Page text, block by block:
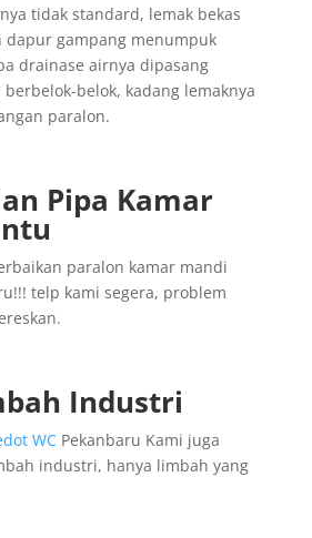
tidak standard, lemak bekas
dapur gampang menumpuk
drainase airnya dipasang
belok, kadang lemaknya
paralon.
Pipa Kamar
paralon kamar mandi
telp kami segera, problem
Industri
WCPekanbaru Kami juga
industri, hanya limbah yang